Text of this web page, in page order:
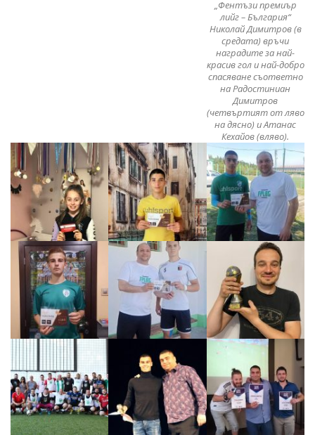
„Фентъзи премиър
лийг – България“
Николай Димитров (в
средата) връчи
наградите за най-
красив гол и най-добро
спасяване съответно
на Радостиниан
Димитров
(четвъртият от ляво
на дясно) и Атанас
Кехайов (вляво).